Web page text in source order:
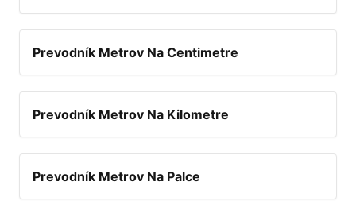
Prevodník Metrov Na Centimetre
Prevodník Metrov Na Kilometre
Prevodník Metrov Na Palce